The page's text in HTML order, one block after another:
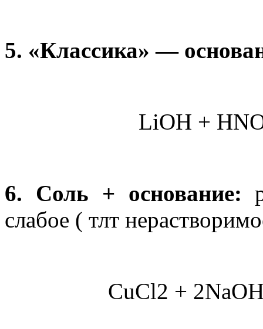
5. «Классика» —
LiOH +
6. Соль + основание:
слабое ( тлт
CuCl2 +